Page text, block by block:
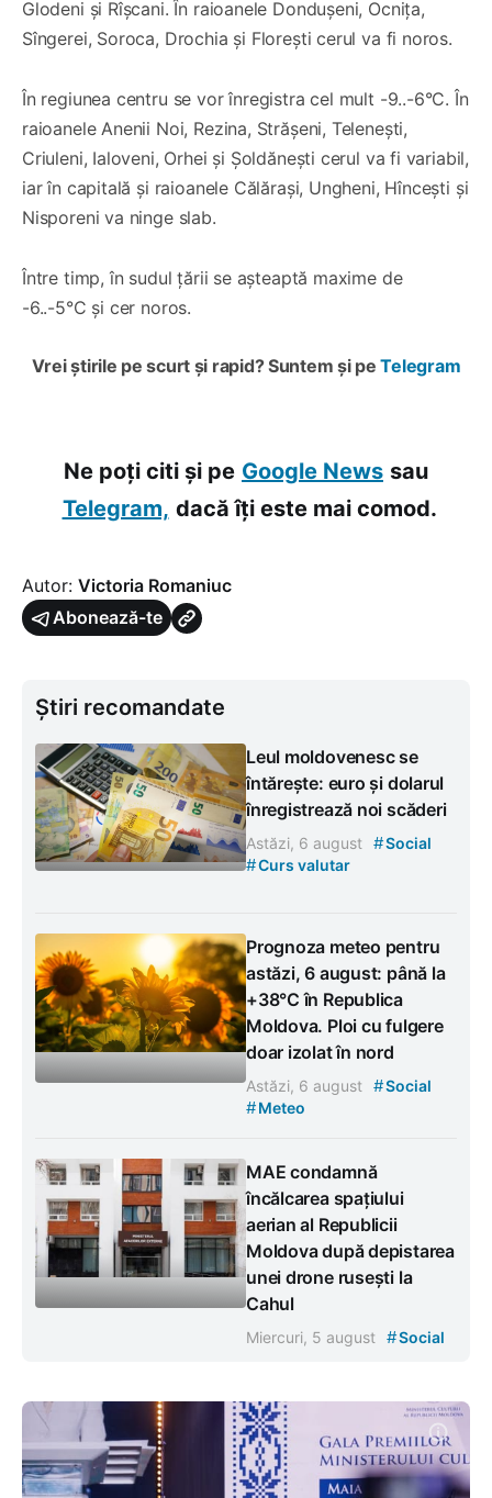
Glodeni și Rîșcani. În raioanele Dondușeni, Ocnița,
Sîngerei, Soroca, Drochia și Florești cerul va fi noros.
În regiunea centru se vor înregistra cel mult -9..-6°C. În
raioanele Anenii Noi, Rezina, Strășeni, Telenești,
Criuleni, Ialoveni, Orhei și Șoldănești cerul va fi variabil,
iar în capitală și raioanele Călărași, Ungheni, Hîncești și
Nisporeni va ninge slab.
Între timp, în sudul țării se așteaptă maxime de
-6..-5°C și cer noros.
Vrei știrile pe scurt și rapid? Suntem și peTelegram
Ne poți citi și pe Google News sau
Telegram, dacă îți este mai comod.
Autor: Victoria Romaniuc
Abonează-te
Știri recomandate
Leul moldovenesc se
întărește: euro și dolarul
înregistrează noi scăderi
Astăzi, 6 august #Social
#Curs valutar
Prognoza meteo pentru
astăzi, 6 august: până la
+38°C în Republica
Moldova. Ploi cu fulgere
doar izolat în nord
Astăzi, 6 august #Social
#Meteo
MAE condamnă
încălcarea spațiului
aerian al Republicii
Moldova după depistarea
unei drone rusești la
Cahul
Miercuri, 5 august #Social